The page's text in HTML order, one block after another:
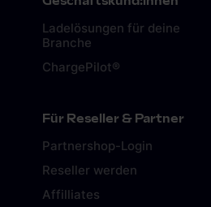
Ladelösungen für deine
Branche
ChargePilot®
Für Reseller & Partner
Partnershop-Login
Reseller werden
Affilliates